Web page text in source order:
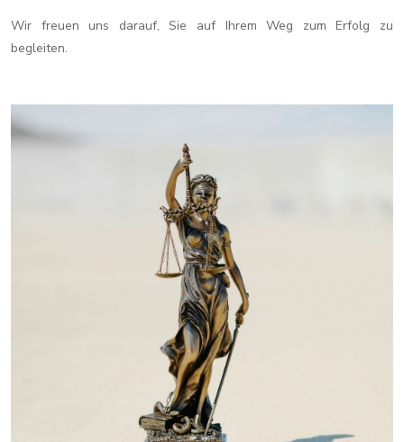
Wir freuen uns darauf, Sie auf Ihrem Weg zum Erfolg zu
begleiten.